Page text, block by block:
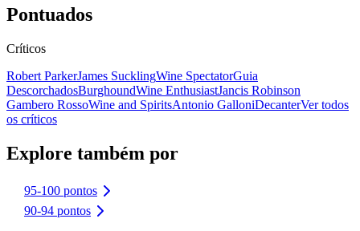
Pontuados
Críticos
Robert ParkerJames SucklingWine SpectatorGuia
DescorchadosBurghoundWine EnthusiastJancis Robinson
Gambero RossoWine and SpiritsAntonio GalloniDecanterVer todos
os críticos
Explore também por
95-100 pontos
90-94 pontos